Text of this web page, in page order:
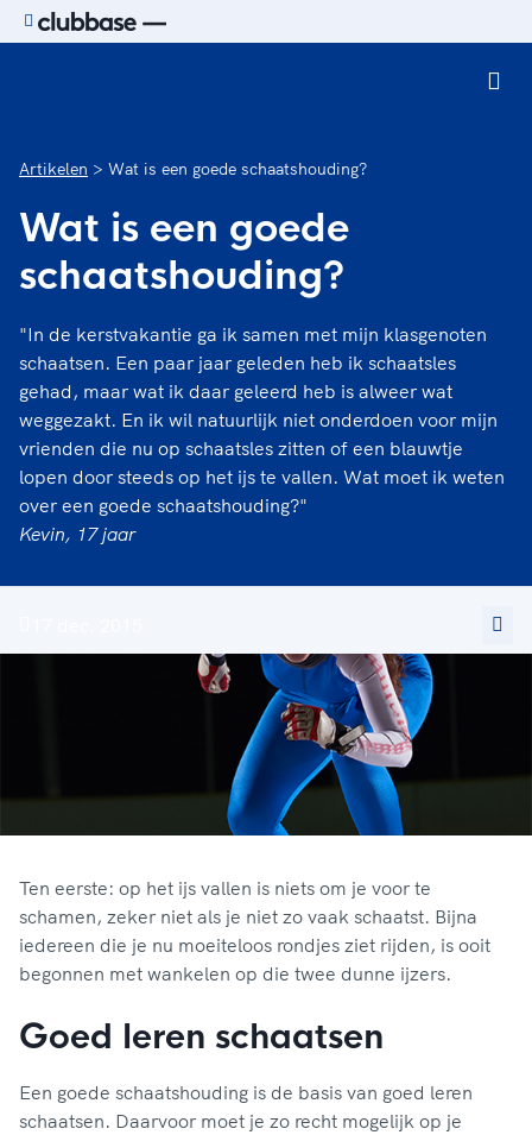
Artikelen Wat is een goede schaatshouding?
Wat is een goede
schaatshouding?
"In de kerstvakantie ga ik samen met mijn klasgenoten
schaatsen. Een paar jaar geleden heb ik schaatsles
gehad, maar wat ik daar geleerd heb is alweer wat
weggezakt. En ik wil natuurlijk niet onderdoen voor mijn
vrienden die nu op schaatsles zitten of een blauwtje
lopen door steeds op het ijs te vallen. Wat moet ik weten
over een goede schaatshouding?"
Kevin, 17 jaar
Ten eerste: op het ijs vallen is niets om je voor te
schamen, zeker niet als je niet zo vaak schaatst. Bijna
iedereen die je nu moeiteloos rondjes ziet rijden, is ooit
begonnen met wankelen op die twee dunne ijzers.
Goed leren schaatsen
Een goede schaatshouding is de basis van goed leren
schaatsen. Daarvoor moet je zo recht mogelijk op je